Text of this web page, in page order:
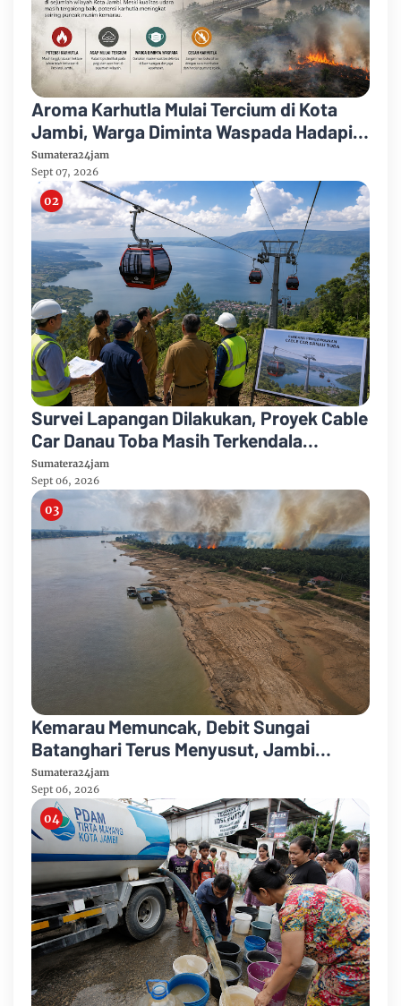
Aroma Karhutla Mulai Tercium di Kota
Jambi, Warga Diminta Waspada Hadapi
Puncak Kemarau
Sumatera24jam
Sept 07, 2026
Survei Lapangan Dilakukan, Proyek Cable
Car Danau Toba Masih Terkendala
Pembebasan BPHTB di Sebagian Lahan
Sumatera24jam
Sept 06, 2026
Kemarau Memuncak, Debit Sungai
Batanghari Terus Menyusut, Jambi
Hadapi Ancaman Krisis Air Bersih dan
Karhutla
Sumatera24jam
Sept 06, 2026